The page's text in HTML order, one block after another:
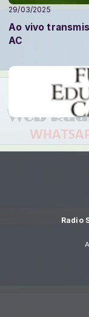
29/03/2025
Ao vivo
AC
Radio